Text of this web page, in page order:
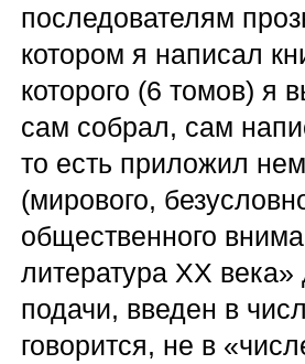
последователям
котором я написал
которого (6 томов) я
сам собрал, сам
то есть приложил
(мирового,
общественного
литература ХХ
подачи, введен в
говорится, не в